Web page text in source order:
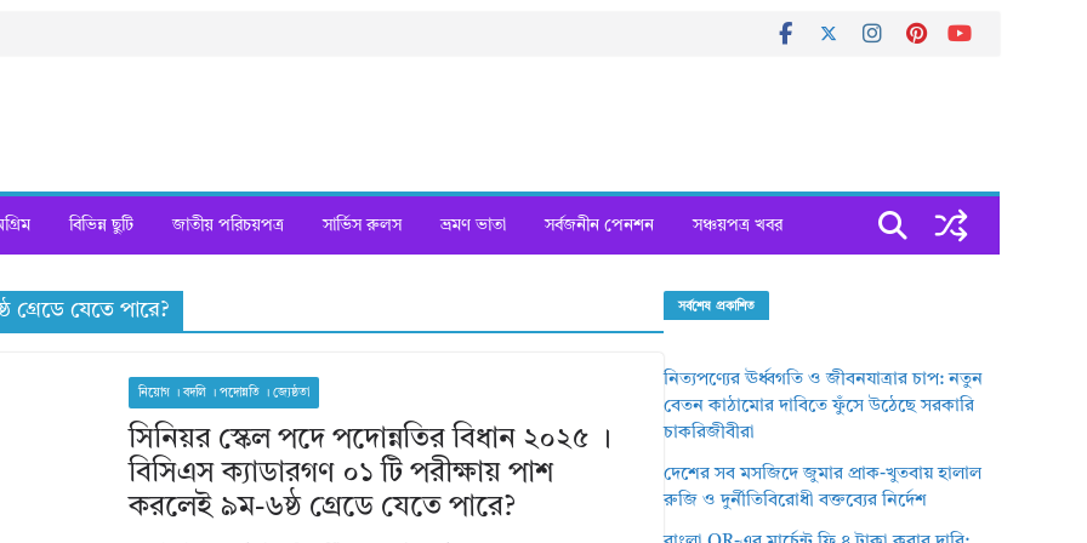
বিভিন্ন ছুটি জাতীয় পরিচয়পত্র সার্ভিস রুলস ভ্রমণ ভাতা সর্বজনীন পেনশন সঞ্চয়পত্র খবর
গ্রেডে যেতে পারে?
নিয়োগ । বদলি । পদোন্নতি । জ্যেষ্ঠতা
সিনিয়র স্কেল পদে পদোন্নতির বিধান ২০২৫ ।
বিসিএস ক্যাডারগণ ০১ টি পরীক্ষায় পাশ
করলেই ৯ম-৬ষ্ঠ গ্রেডে যেতে পারে?
সর্বশেষ প্রকাশিত
নিত্যপণ্যের ঊর্ধ্বগতি ও জীবনযাত্রার চাপ: নতুন
বেতন কাঠামোর দাবিতে ফুঁসে উঠেছে সরকারি
চাকরিজীবীরা
দেশের সব মসজিদে জুমার প্রাক-খুতবায় হালাল
রুজি ও দুর্নীতিবিরোধী বক্তব্যের নির্দেশ